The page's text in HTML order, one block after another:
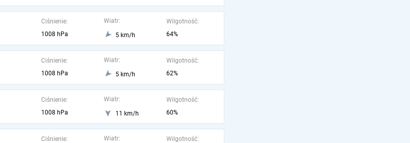
Ciśnienie:
1008 hPa
Wiatr:
5 km/h
Wilgotność:
64%
Ciśnienie:
1008 hPa
Wiatr:
5 km/h
Wilgotność:
62%
Ciśnienie:
1008 hPa
Wiatr:
11 km/h
Wilgotność:
60%
Ciśnienie:
Wiatr:
Wilgotność: